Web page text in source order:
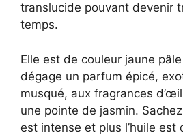
translucide pouvant devenir
temps.
Elle est de couleur jaune
dégage un parfum épicé,
musqué, aux fragrances
une pointe de jasmin.
est intense et plus l’huile est